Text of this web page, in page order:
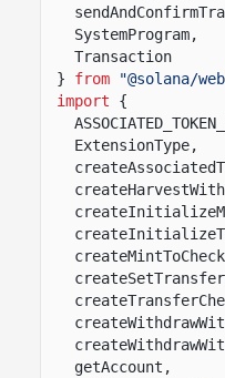
SystemProgram,
Transaction
}
from "@solana/
import
{
ExtensionType,
getAccount,